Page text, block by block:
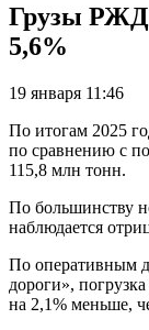
Грузы РЖД,
5,6%
19 января 11:46
По итогам 2025
по сравнению с
115,8 млн тонн.
По большинству
наблюдается
По оперативным
дороги»,
на 2,1% меньше,